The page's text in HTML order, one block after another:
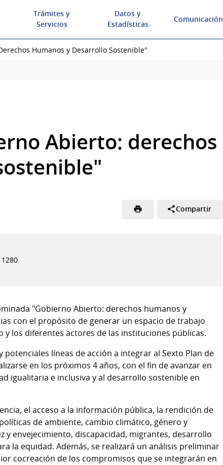
Trámites y
Servicios
Datos y
Estadísticas
Comunicación
Humanos y Desarrollo Sostenible"
Abierto: derechos
Compartir
"Gobierno Abierto: derechos humanos y
con el propósito de generar un espacio de trabajo
los diferentes actores de las instituciones públicas.
líneas de acción a integrar al Sexto Plan de
en los próximos 4 años, con el fin de avanzar en
igualitaria e inclusiva y al desarrollo sostenible en
el acceso a la información pública, la rendición de
de ambiente, cambio climático, género y
y envejecimiento, discapacidad, migrantes, desarrollo
la equidad. Además, se realizará un análisis preliminar
cocreación de los compromisos que se integrarán en